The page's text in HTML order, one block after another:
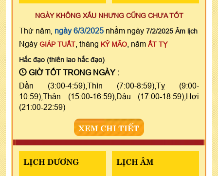
NGÀY KHÔNG XẤU NHƯNG CŨNG CHƯA TỐT
Thứ năm, ngày 6/3/2025 nhằm ngày 7/2/2025 Âm lịch
Ngày GIÁP TUẤT , tháng KỶ MÃO , năm ẤT TỴ
Hắc đạo (thiên lao hắc đạo)
GIỜ TỐT TRONG NGÀY :
Dần (3:00-4:59),Thìn (7:00-8:59),Tỵ (9:00-
10:59),Thân (15:00-16:59),Dậu (17:00-18:59),Hợi
(21:00-22:59)
XEM CHI TIẾT
LỊCH DƯƠNG LỊCH ÂM